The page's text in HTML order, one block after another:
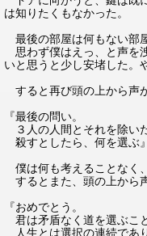
は知りたくもなかった。
最後の部屋は何もない部
思わず僕はえっ、と声を
いと思うと少し安堵した。
すると再び頭の上から声
『最後の問い。
３人の人間とそれを除い
殺すとしたら、何を選ぶ』
僕は何も考えることなく
するとまた、頭の上から
『おめでとう。
君は矛盾なく道を選ぶこ
人生とは選択の連続であ